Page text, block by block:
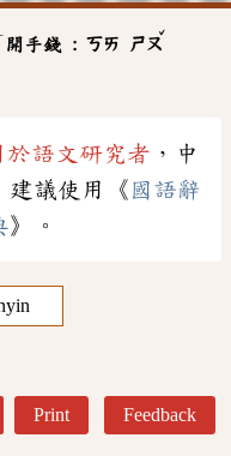
開手錢 : ㄎㄞ ㄕㄡ
ˇ
於語文研究者 ，中
建議使用《 國語辭
》。
Print Feedback